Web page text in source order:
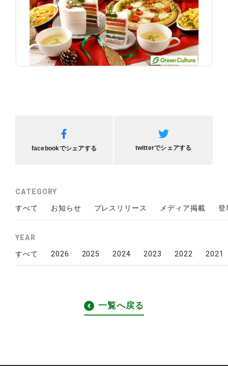
facebookでシェアする twitterでシェアする
CATEGORY
すべて お知らせ プレスリリース メディア掲載 登
YEAR
すべて 2026 2025 2024 2023 2022 2021
一覧へ戻る